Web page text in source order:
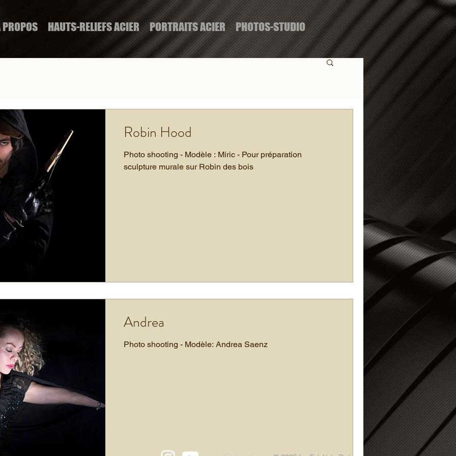
PROPOS HAUTS-RELIEFS ACIER PORTRAITS ACIER PHOTOS-STUDIO
Robin Hood
Photo shooting - Modèle : Miric - Pour préparation
sculpture murale sur Robin des bois
Andrea
Photo shooting - Modèle: Andrea Saenz